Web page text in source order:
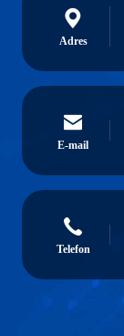
Adres
E-mail
Telefon